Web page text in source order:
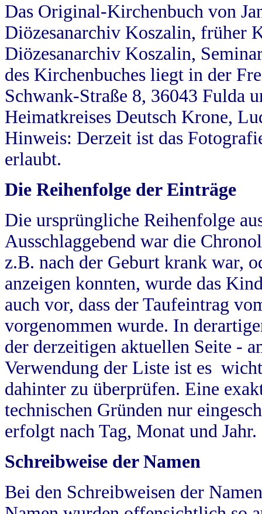
Das Original-Kirchenbuch von
Diözesanarchiv Koszalin, früher
Diözesanarchiv Koszalin,
des Kirchenbuches liegt in der
Schwank-Straße 8, 36043 Fulda
Heimatkreises Deutsch Krone,
Hinweis: Derzeit ist das
erlaubt.
Die Reihenfolge der Einträge
Die ursprüngliche Reihenfolge
Ausschlaggebend war die
z.B. nach der Geburt krank war,
anzeigen konnten, wurde das
auch vor, dass der Taufeintrag
vorgenommen wurde. In
der derzeitigen aktuellen Seite -
Verwendung der Liste ist es
dahinter zu überprüfen. Eine
technischen Gründen nur
erfolgt nach Tag, Monat und Jahr.
Schreibweise der Namen
Bei den Schreibweisen der